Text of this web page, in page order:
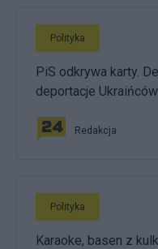
Polityka
PiS odkrywa karty.
deportacje
Redakcja
Polityka
Karaoke, basen z